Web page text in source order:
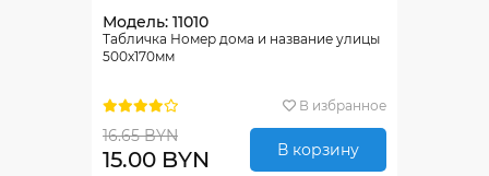
Модель: 11010
Табличка Номер дома и название улицы
500х170мм
В избранное
16.65 BYN
15.00 BYN В корзину